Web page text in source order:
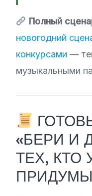
Полный
новогодний
конкурсами —
музыкальными
«БЕРИ И
ТЕХ, КТО